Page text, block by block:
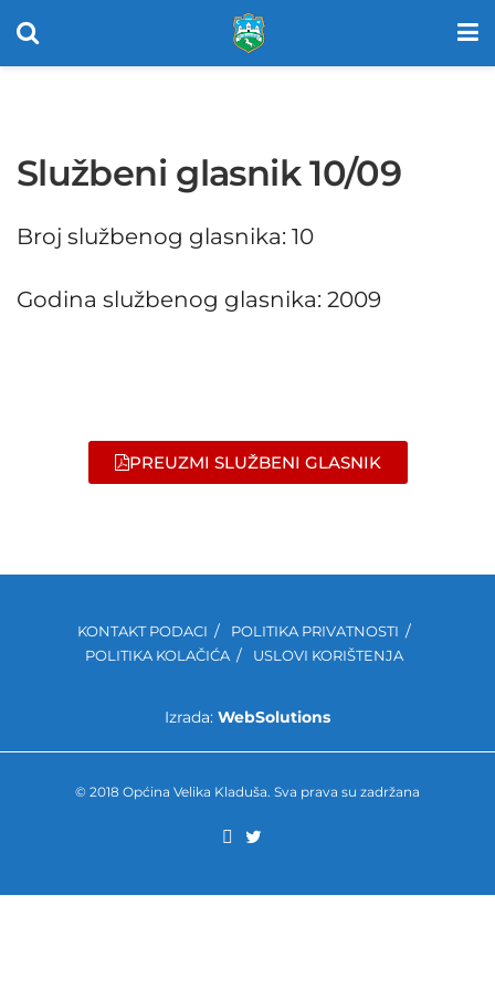
Službeni glasnik 10/09
Broj službenog glasnika: 10
Godina službenog glasnika: 2009
PREUZMI SLUŽBENI GLASNIK
KONTAKT PODACI
POLITIKA PRIVATNOSTI
POLITIKA KOLAČIĆA
USLOVI KORIŠTENJA
Izrada: WebSolutions
© 2018 Općina Velika Kladuša. Sva prava su zadržana